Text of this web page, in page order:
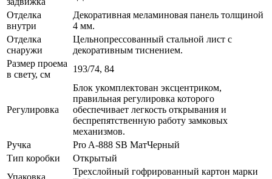
Отделка
внутри
Декоративная меламиновая панель толщиной
4 мм.
Отделка
снаружи
Цельнопрессованный стальной лист с
декоративным тиснением.
Размер проема
в свету, см
193/74, 84
Регулировка
Блок укомплектован эксцентриком,
правильная регулировка которого
обеспечивает легкость открывания и
беспрепятственную работу замковых
механизмов.
Ручка
Pro A-888 SB МатЧерный
Тип коробки
Открытый
Трехслойный гофрированный картон марки